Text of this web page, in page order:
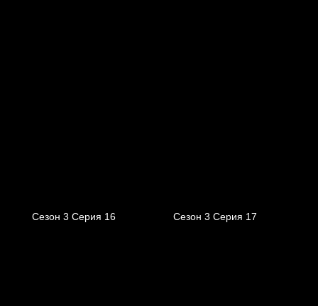
Сезон 3 Серия 16 Сезон 3 Серия 17